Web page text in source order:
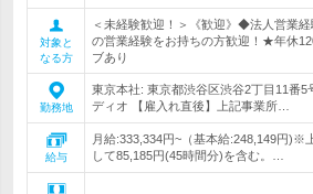
対象と
なる方
＜未経験歓迎！＞《歓迎》◆法人営業
の営業経験をお持ちの方歓迎！★年休
ブあり
勤務地
東京本社: 東京都渋谷区渋谷2丁目11番5
ディオ 【雇入れ直後】上記事業所…
給与
月給:333,334円~（基本給:248,149円)※
して85,185円(45時間分)を含む。…